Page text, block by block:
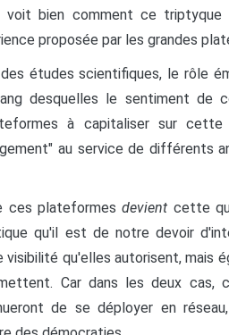
voit bien comment ce triptyque
proposée par les grandes
études scientifiques, le rôle
desquelles le sentiment de
à capitaliser sur cette
au service de différents
ces plateformesdevient cette
qu'il est de notre devoir
qu'elles autorisent, mais
Car dans les deux
de se déployer en